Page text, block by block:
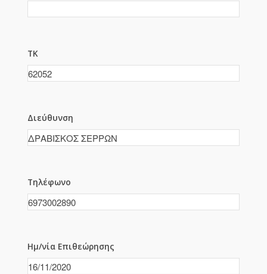
ΤΚ
Διεύθυνση
Τηλέφωνο
Ημ/νία Επιθεώρησης